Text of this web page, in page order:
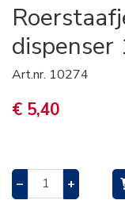
Art.nr. 10274
€ 5,40
– +